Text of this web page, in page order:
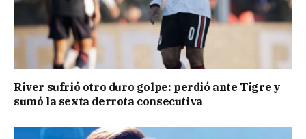
River sufrió otro duro golpe: perdió ante Tigre y
sumó la sexta derrota consecutiva